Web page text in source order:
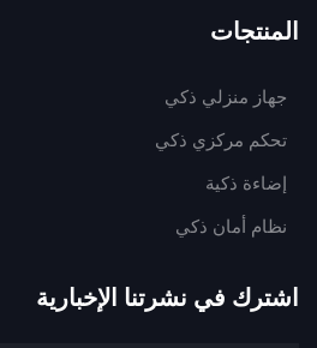
المنتجات
جهاز منزلي ذكي
تحكم مركزي ذكي
إضاءة ذكية
نظام أمان ذكي
اشترك في نشرتنا الإخبارية